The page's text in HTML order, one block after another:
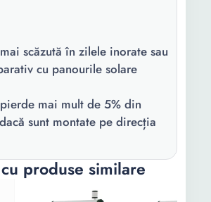
1750 mm
1630 mm
1660 mm
scăzută în zilele inorate sau
cu panourile solare
mai mult de 5% din
sunt montate pe direcția
produse similare